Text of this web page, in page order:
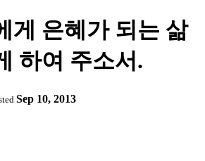
게 은혜가 되는 삶
하여 주소서.
Sep 10, 2013